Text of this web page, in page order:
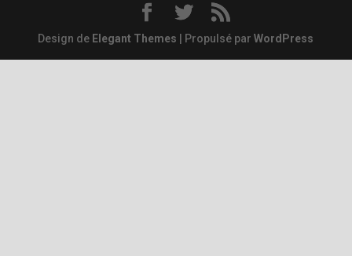
Design de Elegant Themes | Propulsé parWordPress